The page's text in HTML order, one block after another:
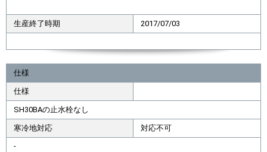
生産終了時期 2017/07/03
仕様
仕様
SH30BAの止水栓なし
寒冷地対応
対応不可
-